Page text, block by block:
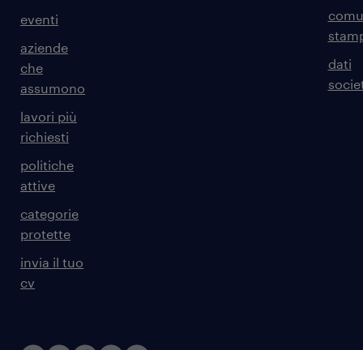
eventi
aziende
che
assumono
lavori più
richiesti
politiche
attive
categorie
protette
invia il tuo
cv
dati